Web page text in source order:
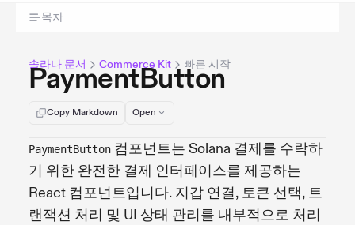
목차
솔라나 문서 Commerce Kit 빠른 시작
PaymentButton
Copy Markdown Open
PaymentButton 컴포넌트는 Solana 결제를 수락하
기 위한 완전한 결제 인터페이스를 제공하는
React 컴포넌트입니다. 지갑 연결, 토큰 선택, 트
랜잭션 처리 및 UI 상태 관리를 내부적으로 처리